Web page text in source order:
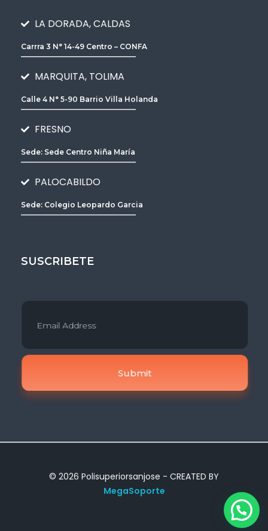
LA DORADA, CALDAS
Carrra 3 N° 14-49 Centro – CONFA
MARQUITA, TOLIMA
Calle 4 N° 5-90 Barrio Villa Holanda
FRESNO
Sede: Sede Centro Niña María
PALOCABILDO
Sede: Colegio Leopardo Garcia
________________________________
SUSCRIBETE
© 2026 Polisuperiorsanjose - CREATED BY
MegaSoporte